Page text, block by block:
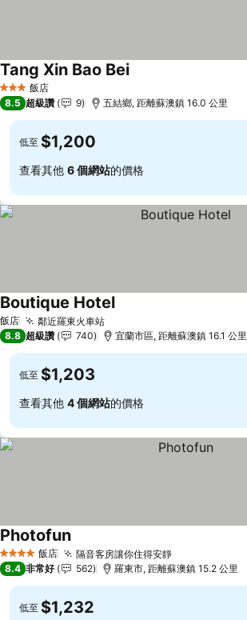
3 星級 飯店
Tang Xin Bao Bei查看價格
8.5 超級讚 9 五結鄉, 距離蘇澳鎮 16.0 公里
低至 $1,200
查看其他 6 個網站的價格
飯店 鄰近羅東火車站查看價格
Boutique Hotel查看價格
8.8 超級讚 740 宜蘭市區, 距離蘇澳鎮 16.1 公里
低至 $1,203
查看其他 4 個網站的價格
4 星級 飯店 隔音客房讓你住得安靜查看價格
Photofun查看價格
8.4 非常好 562 羅東市, 距離蘇澳鎮 15.2 公里
低至 $1,232